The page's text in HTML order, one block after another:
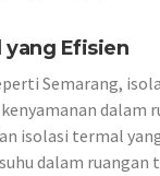
yang Efisien
Semarang,
dalam
isolasi termal
dalam ruangan